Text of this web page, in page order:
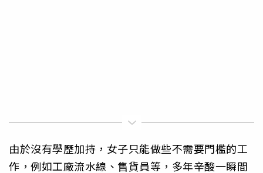
由於沒有學歷加持，女子只能做些不需要門檻的工
作，例如工廠流水線、售貨員等，多年辛酸一瞬間